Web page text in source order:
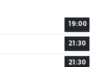
19:00
21:30
21:30